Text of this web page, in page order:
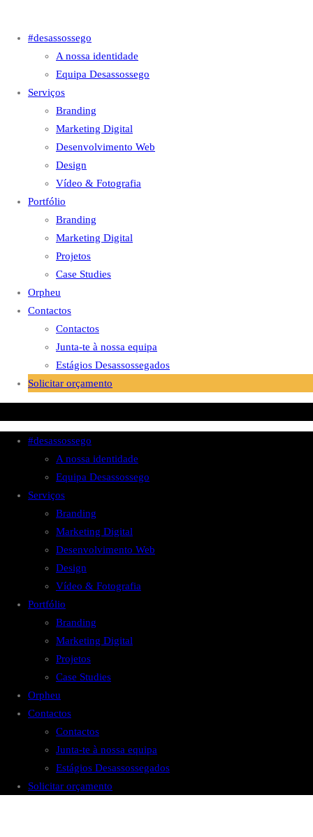
#desassossego
A nossa identidade
Equipa Desassossego
Serviços
Branding
Marketing Digital
Desenvolvimento Web
Design
Vídeo & Fotografia
Portfólio
Branding
Marketing Digital
Projetos
Case Studies
Orpheu
Contactos
Contactos
Junta-te à nossa equipa
Estágios Desassossegados
Solicitar orçamento
#desassossego
A nossa identidade
Equipa Desassossego
Serviços
Branding
Marketing Digital
Desenvolvimento Web
Design
Vídeo & Fotografia
Portfólio
Branding
Marketing Digital
Projetos
Case Studies
Orpheu
Contactos
Contactos
Junta-te à nossa equipa
Estágios Desassossegados
Solicitar orçamento